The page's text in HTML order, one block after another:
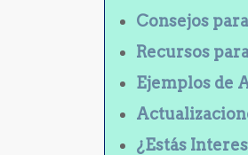
Consejos
Recursos
Ejemplos de
¿Estás